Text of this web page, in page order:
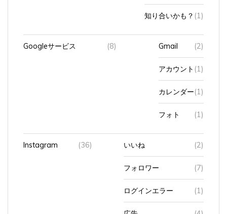
知り合いかも？ (1)
Googleサービス (8) Gmail (2)
アカウント (1)
カレンダー (1)
フォト (1)
Instagram (36) いいね (2)
フォロワー (7)
ログインエラー (1)
広告 (4)